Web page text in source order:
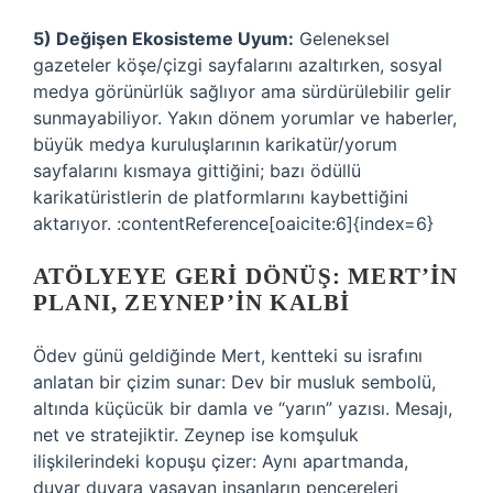
5) Değişen Ekosisteme Uyum: Geleneksel
gazeteler köşe/çizgi sayfalarını azaltırken, sosyal
medya görünürlük sağlıyor ama sürdürülebilir gelir
sunmayabiliyor. Yakın dönem yorumlar ve haberler,
büyük medya kuruluşlarının karikatür/yorum
sayfalarını kısmaya gittiğini; bazı ödüllü
karikatüristlerin de platformlarını kaybettiğini
aktarıyor. :contentReference[oaicite:6]{index=6}
ATÖLYEYE GERI DÖNÜŞ: MERT’IN
PLANI, ZEYNEP’IN KALBI
Ödev günü geldiğinde Mert, kentteki su israfını
anlatan bir çizim sunar: Dev bir musluk sembolü,
altında küçücük bir damla ve “yarın” yazısı. Mesajı,
net ve stratejiktir. Zeynep ise komşuluk
ilişkilerindeki kopuşu çizer: Aynı apartmanda,
duvar duvara yaşayan insanların pencereleri